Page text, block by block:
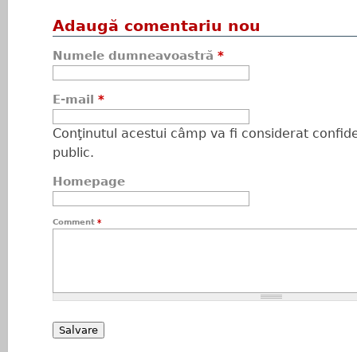
Adaugă comentariu nou
Numele dumneavoastră *
E-mail *
Conţinutul acestui câmp va fi considerat
public.
Homepage
Comment *